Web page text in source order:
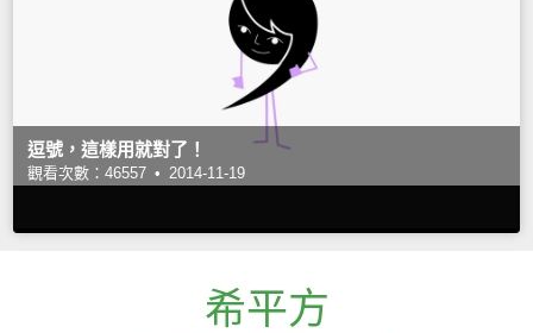
逗號，這樣用就對了！
觀看次數：46557 • 2014-11-19
希平方